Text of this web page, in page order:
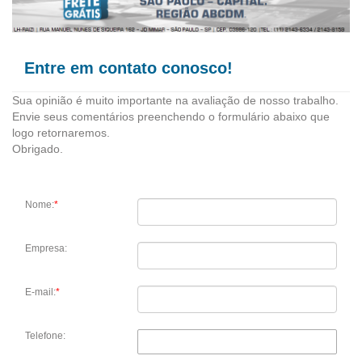
Entre em contato conosco!
Sua opinião é muito importante na avaliação de nosso trabalho.
Envie seus comentários preenchendo o formulário abaixo que
logo retornaremos.
Obrigado.
Nome:*
Empresa:
E-mail:*
Telefone: